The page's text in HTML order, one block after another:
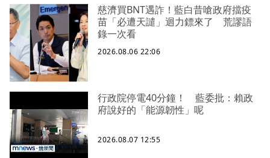
慈濟買BNT遇詐！藍白昔嗆政府擋疫
苗「必遭天譴」迴力鏢來了 荒謬語
錄一次看
2026.08.06 22:06
行政院停電40分鐘！ 藍委批：賴政
府說好的「能源韌性」呢
2026.08.07 12:55